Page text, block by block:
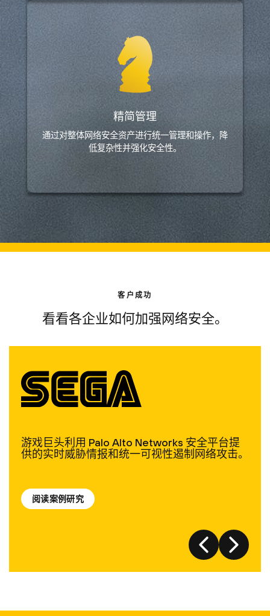
精简管理
通过对整体网络安全资产进行统一管理和操作，降
低复杂性并强化安全性。
客户成功
看看各企业如何加强网络安全。
游戏巨头利用 Palo Alto Networks 安全平台提
供的实时威胁情报和统一可视性遏制网络攻击。
阅读案例研究